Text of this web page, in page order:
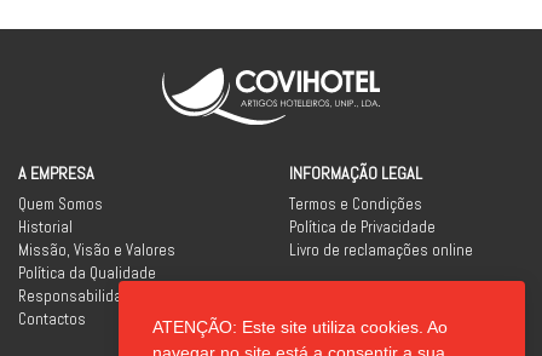
ATENÇÃO: Este site utiliza cookies. Ao
A EMPRESA
Quem Somos
Historial
Missão, Visão e Valores
Política da Qualidade
Responsabilidade Social
Contactos
INFORMAÇÃO LEGAL
Termos e Condições
Política de Privacidade
Livro de reclamações online
REDES SOCIAIS